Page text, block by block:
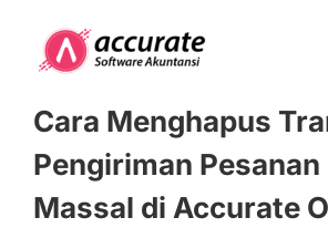
content
Cara Menghapus
Pengiriman Pesanan
Massal di Accurate